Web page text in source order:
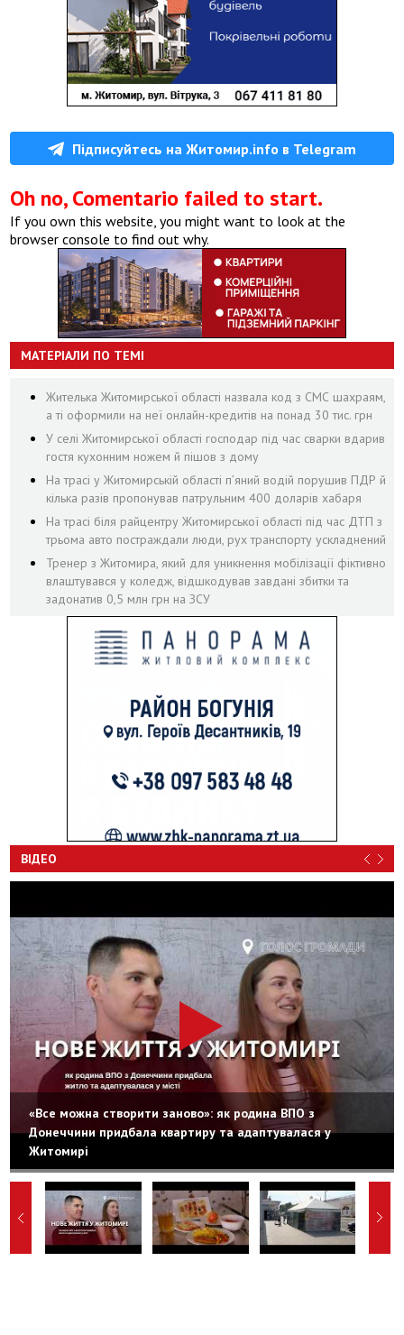
Підписуйтесь на Житомир.info в Telegram
Oh no, Comentario failed to start.
If you own this website, you might want to look at the
browser console to find out why.
МАТЕРІАЛИ ПО ТЕМІ
Жителька Житомирської області назвала код з СМС шахраям,
а ті оформили на неї онлайн-кредитів на понад 30 тис. грн
У селі Житомирської області господар під час сварки вдарив
гостя кухонним ножем й пішов з дому
На трасі у Житомирській області п’яний водій порушив ПДР й
кілька разів пропонував патрульним 400 доларів хабаря
На трасі біля райцентру Житомирської області під час ДТП з
трьома авто постраждали люди, рух транспорту ускладнений
Тренер з Житомира, який для уникнення мобілізації фіктивно
влаштувався у коледж, відшкодував завдані збитки та
задонатив 0,5 млн грн на ЗСУ
ВІДЕО
«Все можна створити заново»: як родина ВПО з
Донеччини придбала квартиру та адаптувалася у
Житомирі